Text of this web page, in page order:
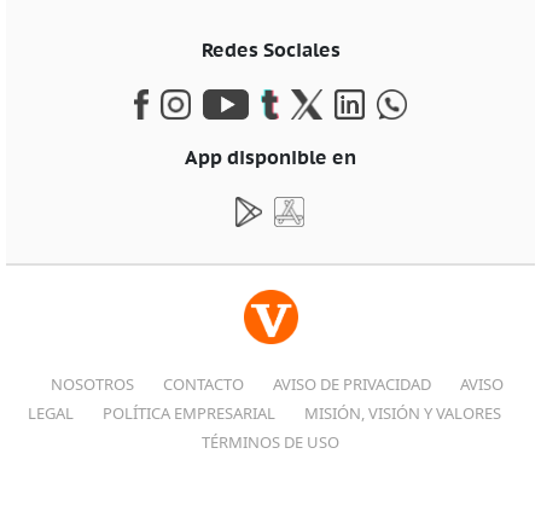
Redes Sociales
App disponible en
NOSOTROS CONTACTO AVISO DE PRIVACIDAD
AVISO
LEGAL
POLÍTICA EMPRESARIAL
MISIÓN, VISIÓN Y VALORES
TÉRMINOS DE USO